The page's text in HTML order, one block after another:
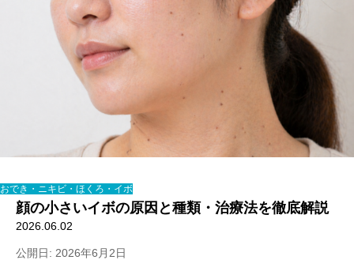
おでき・ニキビ・ほくろ・イボ
顔の小さいイボの原因と種類・治療法を徹底解説
2026.06.02
公開日: 2026年6月2日